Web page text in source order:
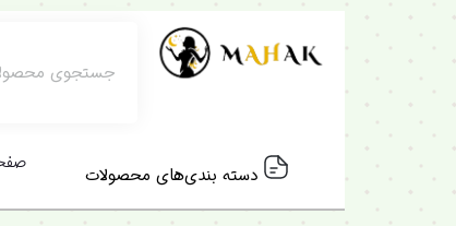
دسته بندی‌های محصولات